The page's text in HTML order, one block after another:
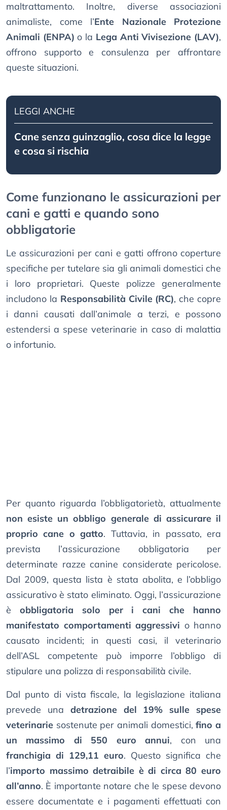
maltrattamento. Inoltre, diverse associazioni
animaliste, come l’Ente Nazionale Protezione
Animali (ENPA) o la Lega Anti Vivisezione (LAV),
offrono supporto e consulenza per affrontare
queste situazioni.
LEGGI ANCHE
Cane senza guinzaglio, cosa dice la legge
e cosa si rischia
Come funzionano le assicurazioni per
cani e gatti e quando sono
obbligatorie
Le assicurazioni per cani e gatti offrono coperture
specifiche per tutelare sia gli animali domestici che
i loro proprietari. Queste polizze generalmente
includono la Responsabilità Civile (RC), che copre
i danni causati dall’animale a terzi, e possono
estendersi a spese veterinarie in caso di malattia
o infortunio.
Per quanto riguarda l’obbligatorietà, attualmente
non esiste un obbligo generale di assicurare il
proprio cane o gatto. Tuttavia, in passato, era
prevista l’assicurazione obbligatoria per
determinate razze canine considerate pericolose.
Dal 2009, questa lista è stata abolita, e l’obbligo
assicurativo è stato eliminato. Oggi, l’assicurazione
è obbligatoria solo per i cani che hanno
manifestato comportamenti aggressivi o hanno
causato incidenti; in questi casi, il veterinario
dell’ASL competente può imporre l’obbligo di
stipulare una polizza di responsabilità civile.
Dal punto di vista fiscale, la legislazione italiana
prevede una detrazione del 19% sulle spese
veterinarie sostenute per animali domestici,fino a
un massimo di 550 euro annui, con una
franchigia di 129,11 euro. Questo significa che
l’importo massimo detraibile è di circa 80 euro
all’anno. È importante notare che le spese devono
essere documentate e i pagamenti effettuati con